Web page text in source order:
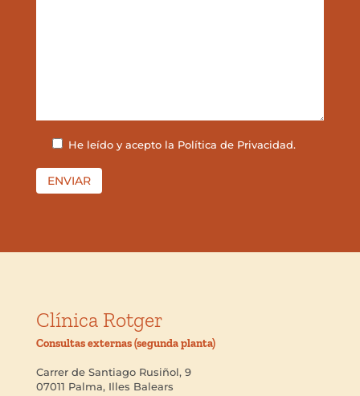
He leído y acepto la Política de Privacidad.
ENVIAR
Clínica Rotger
Consultas externas (segunda planta)
Carrer de Santiago Rusiñol, 9
07011 Palma, Illes Balears